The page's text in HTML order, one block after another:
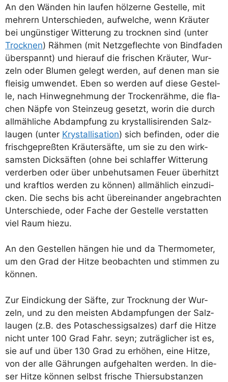
An den Wän­den hin lau­fen höl­zer­ne Gestel­le, mit
meh­rern Unter­schie­den, auf­wel­che, wenn Kräu­ter
bei ungüns­ti­ger Wit­te­rung zu trock­nen sind (unter
Trock­nen) Räh­men (mit Netz­ge­flech­te von Bind­fa­den
über­spannt) und hier­auf die fri­schen Kräu­ter, Wur­
zeln oder Blu­men gelegt wer­den, auf denen man sie
flei­sig umwen­det. Eben so wer­den auf die­se Gestel­
le, nach Hin­weg­neh­mung der Tro­cken­räh­me, die fla­
chen Näp­fe von Stein­zeug gesetzt, wor­in die durch
all­mäh­li­che Abdamp­fung zu krystal­li­si­ren­den Salz­
lau­gen (unter Krystal­li­sa­ti­on) sich befin­den, oder die
frisch­ge­preß­ten Kräu­ter­säf­te, um sie zu den wirk­
sams­ten Dick­säf­ten (ohne bei schlaf­fer Wit­te­rung
ver­der­ben oder über unbe­hut­sa­men Feu­er über­hitzt
und kraft­los wer­den zu kön­nen) all­mäh­lich ein­zu­di­
cken. Die sechs bis acht über­ein­an­der ange­brach­ten
Unter­schie­de, oder Fache der Gestel­le ver­stat­ten
viel Raum hiezu.
An den Gestel­len hän­gen hie und da Ther­mo­me­ter,
um den Grad der Hit­ze beob­ach­ten und stim­men zu
können.
Zur Ein­di­ckung der Säf­te, zur Trock­nung der Wur­
zeln, und zu den meis­ten Abdamp­fun­gen der Salz­
lau­gen (z.B. des Potasch­essig­s­al­zes) darf die Hit­ze
nicht unter 100 Grad Fahr. seyn; zuträg­li­cher ist es,
sie auf und über 130 Grad zu erhö­hen, eine Hit­ze,
von der alle Gäh­run­gen auf­ge­hal­ten wer­den. In die­
ser Hit­ze kön­nen selbst fri­sche Thier­sub­stan­zen